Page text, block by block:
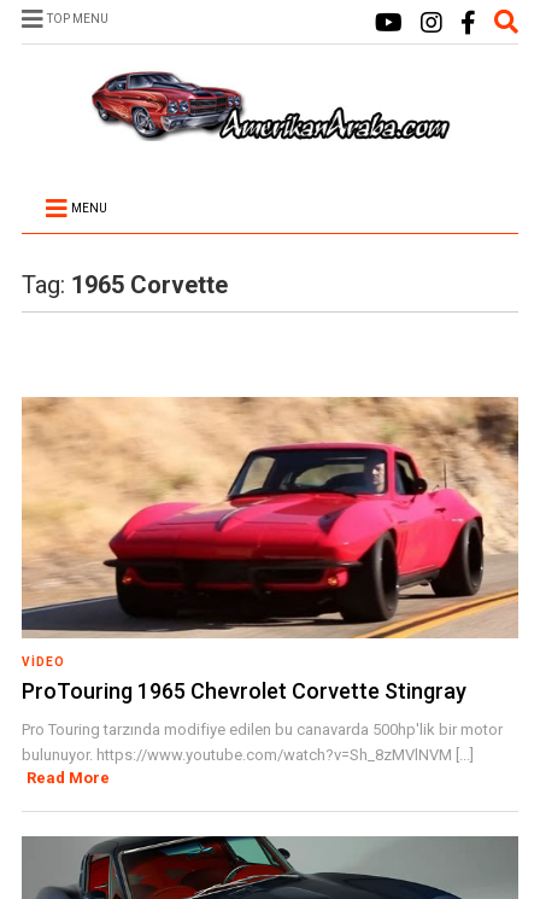
TOP MENU
MENU
Tag: 1965 Corvette
VIDEO
ProTouring 1965 Chevrolet Corvette Stingray
Pro Touring tarzında modifiye edilen bu canavarda 500hp'lik bir motor
bulunuyor. https://www.youtube.com/watch?v=Sh_8zMVlNVM [...]
Read More